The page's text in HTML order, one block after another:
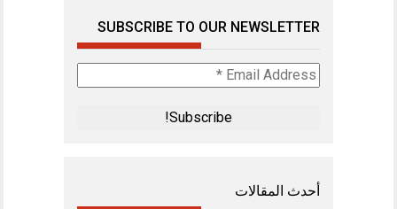
SUBSCRIBE TO OUR NEWSLETTER
Email
Address
أحدث المقالات